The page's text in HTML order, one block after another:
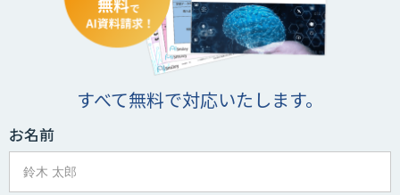
すべて無料で対応いたします。
お名前